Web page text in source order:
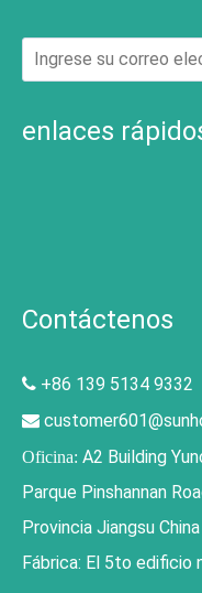
enlaces
Contáctenos
 +86 139 5134 9332

Oficina: A2 Building
Parque Pinshannan
Provincia Jiangsu China
Fábrica: El 5to edificio